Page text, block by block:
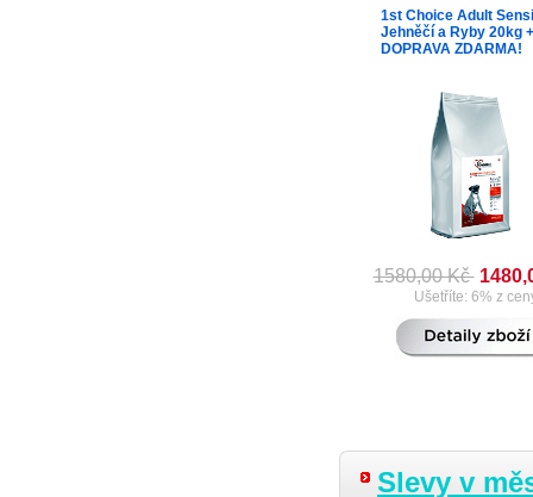
1st Choice Adult
Jehněčí a Ryby 20kg +
DOPRAVA ZDARMA!
1580,00 Kč
Ušetříte: 6% z
Slevy v